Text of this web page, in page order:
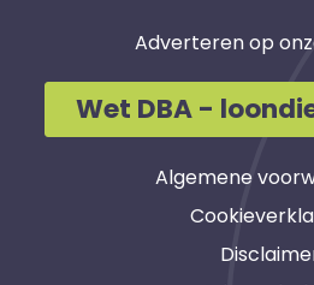
Adverteren op
Wet DBA -
Algemene